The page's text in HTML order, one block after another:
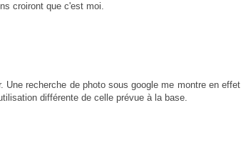
croiront que c'est moi.
recherche de photo sous google me montre en effet
différente de celle prévue à la base.